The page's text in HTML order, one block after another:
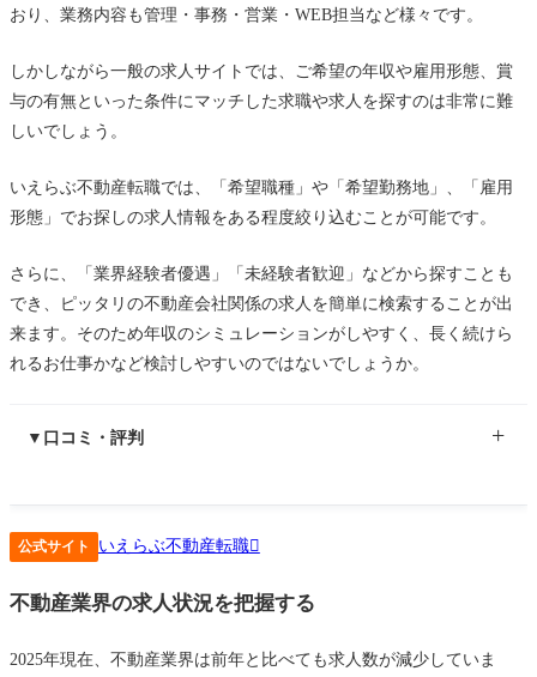
おり、業務内容も管理・事務・営業・WEB担当など様々です。
しかしながら一般の求人サイトでは、ご希望の年収や雇用形態、賞
与の有無といった条件にマッチした求職や求人を探すのは非常に難
しいでしょう。
いえらぶ不動産転職では、「希望職種」や「希望勤務地」、「雇用
形態」でお探しの求人情報をある程度絞り込むことが可能です。
さらに、「業界経験者優遇」「未経験者歓迎」などから探すことも
でき、ピッタリの不動産会社関係の求人を簡単に検索することが出
来ます。そのため年収のシミュレーションがしやすく、長く続けら
れるお仕事かなど検討しやすいのではないでしょうか。
▼口コミ・評判
求人をたくさん紹介してくれました。その中から最も興味を持
考や面接がうまくいくように、キャリアコンサルタントの方が
公式サイト いえらぶ不動産転職
不動産業界の求人状況を把握する
2025年現在、不動産業界は前年と比べても求人数が減少していま